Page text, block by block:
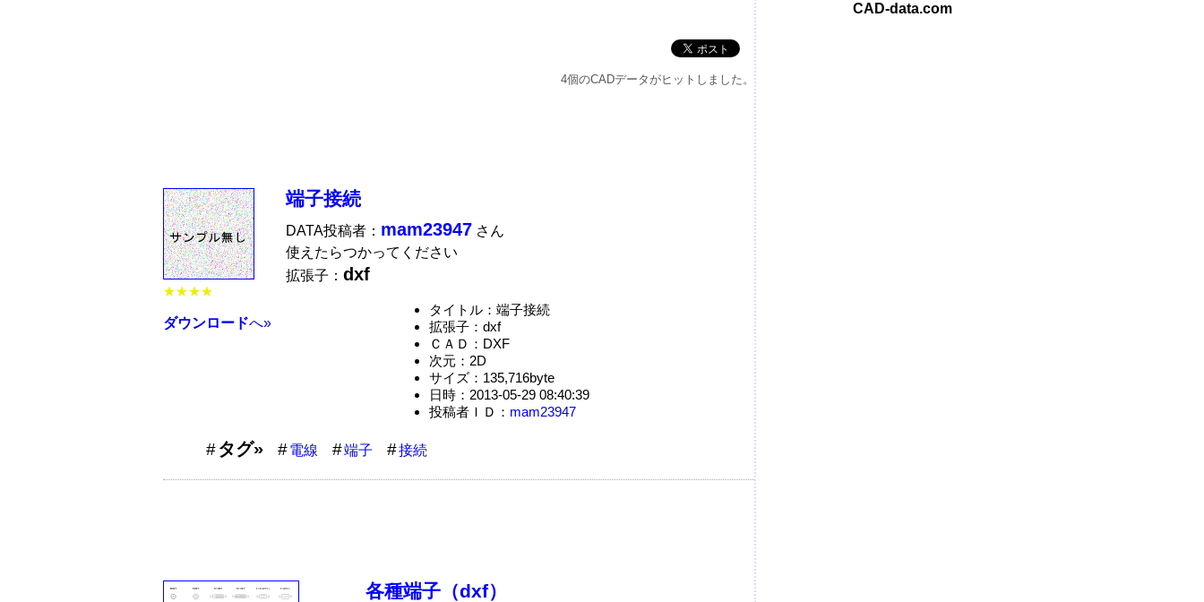
4個のCADデータがヒットしました。
★★★★
ダウンロードへ»
端子接続
DATA投稿者： mam23947 さん
使えたらつかってください
拡張子： dxf
タイトル：端子接続
拡張子：dxf
ＣＡＤ：DXF
次元：2D
サイズ：135,716byte
日時：2013-05-29 08:40:39
投稿者ＩＤ： mam23947
タグ» 電線 端子 接続
各種端子（dxf）
CAD-data.com